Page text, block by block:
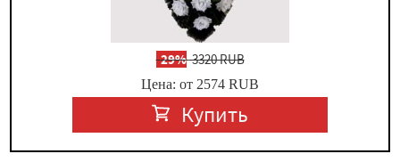
-29%3320 RUB
Цена: от 2574 RUB
Купить